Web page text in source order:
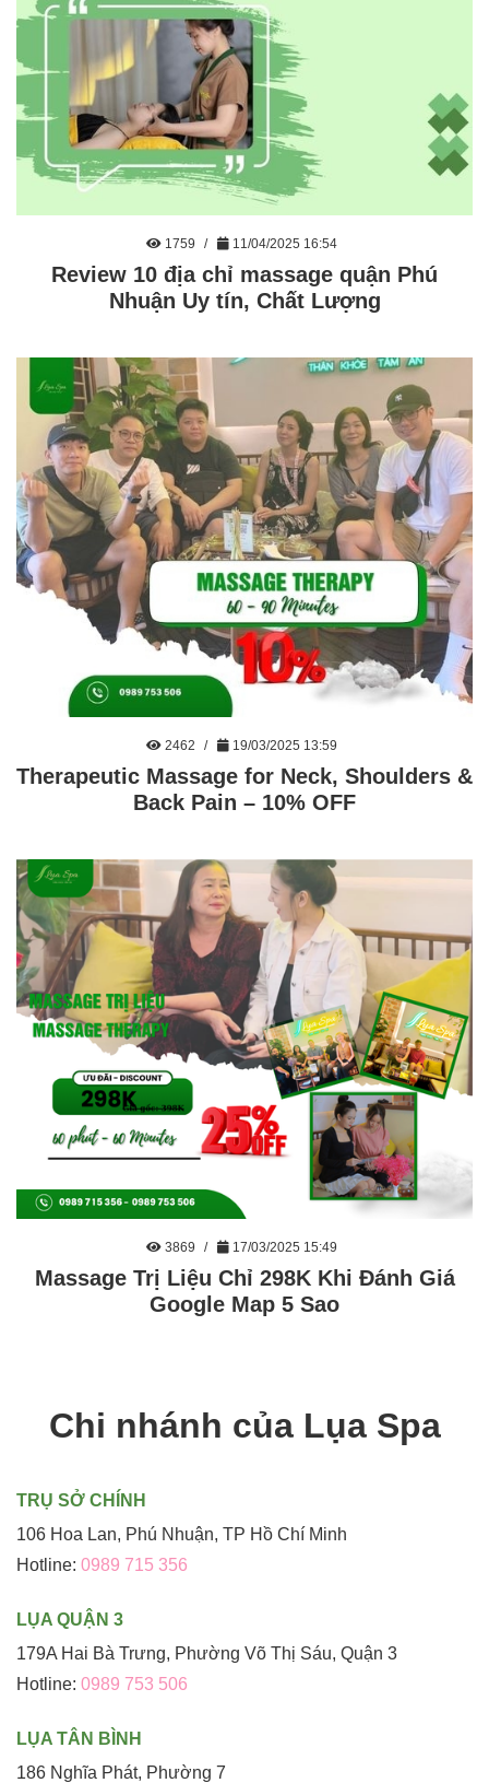
1759 11/04/2025 16:54
Review 10 địa chỉ massage quận Phú
Nhuận Uy tín, Chất Lượng
2462 19/03/2025 13:59
Therapeutic Massage for Neck, Shoulders &
Back Pain – 10% OFF
3869 17/03/2025 15:49
Massage Trị Liệu Chỉ 298K Khi Đánh Giá
Google Map 5 Sao
Chi nhánh của Lụa Spa
TRỤ SỞ CHÍNH
106 Hoa Lan, Phú Nhuận, TP Hồ Chí Minh
Hotline: 0989 715 356
LỤA QUẬN 3
179A Hai Bà Trưng, Phường Võ Thị Sáu, Quận 3
Hotline: 0989 753 506
LỤA TÂN BÌNH
186 Nghĩa Phát, Phường 7